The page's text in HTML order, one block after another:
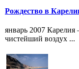
Рождество в
январь 2007 Карелия
чистейший воздух ...